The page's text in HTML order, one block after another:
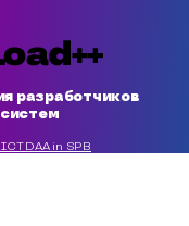
разработчиков
DAA in SPB